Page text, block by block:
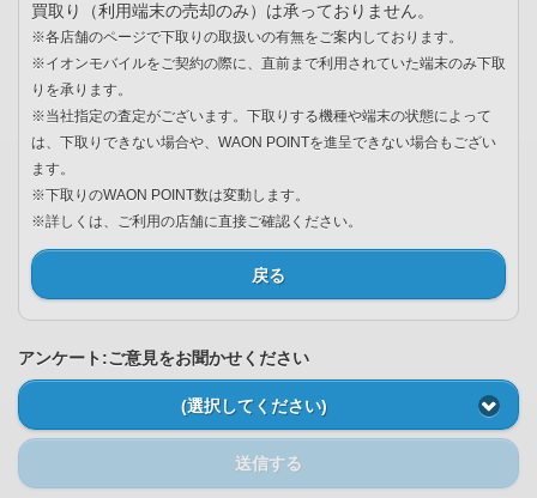
買取り（利用端末の売却のみ）は承っておりません。
※各店舗のページで下取りの取扱いの有無をご案内しております。
※イオンモバイルをご契約の際に、直前まで利用されていた端末のみ下取
りを承ります。
※当社指定の査定がございます。下取りする機種や端末の状態によって
は、下取りできない場合や、WAON POINTを進呈できない場合もござい
ます。
※下取りのWAON POINT数は変動します。
※詳しくは、ご利用の店舗に直接ご確認ください。
戻る
アンケート:ご意見をお聞かせください
(選択してください)
送信する